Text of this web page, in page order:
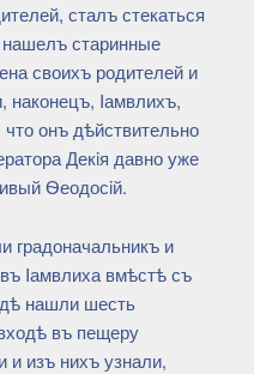
сталъ стекаться
старинные
своихъ родителей и
наконецъ, Iамвлихъ,
онъ дѣйствительно
Декiя давно уже
Ѳеодосiй.
и
Iамвлиха вмѣстѣ съ
нашли шесть
въ пещеру
и изъ нихъ узнали,